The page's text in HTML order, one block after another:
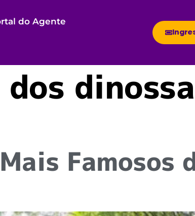
do Agente
Famosos